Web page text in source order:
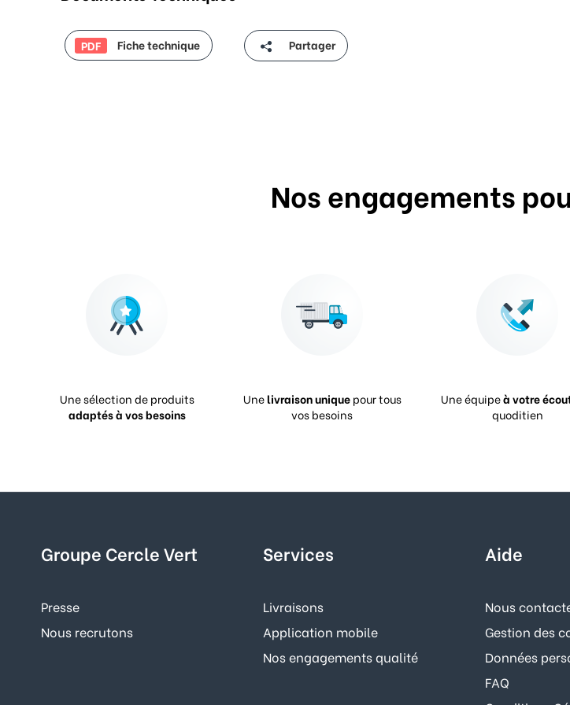
PDF Fiche technique Partager
Nos engagements
Une sélection de produits
adaptés à vos besoins
Unelivraison uniquepour tous
vos besoins
Une équipeà votre
quoditien
Groupe Cercle Vert
Presse
Nous recrutons
Services
Livraisons
Application mobile
Nos engagements qualité
Aide
Nous
Gestion des
Données
FAQ